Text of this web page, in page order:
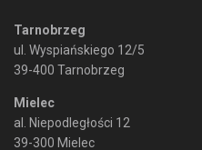
Tarnobrzeg
ul. Wyspiańskiego 12/5
39-400 Tarnobrzeg
Mielec
al. Niepodległości 12
39-300 Mielec